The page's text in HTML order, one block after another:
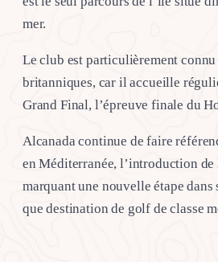
mer.
Le club est particulièrement
britanniques, car il accueille
Grand Final, l’épreuve finale du
Alcanada continue de faire
en Méditerranée, l’introduction de
marquant une nouvelle étape
que destination de golf de classe